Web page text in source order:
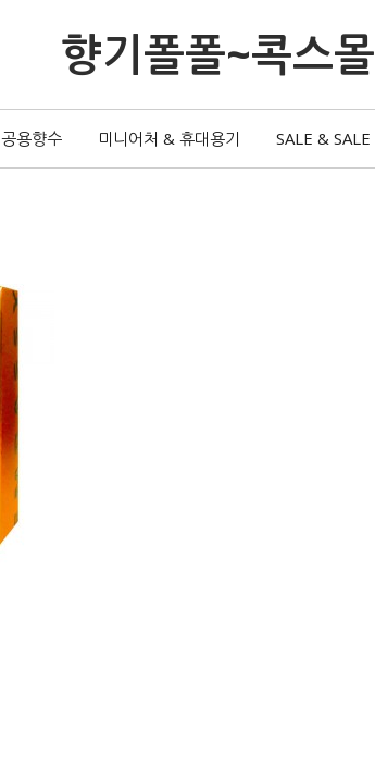
향기폴폴~콕스몰
공용향수 미니어처 & 휴대용기 SALE & SALE